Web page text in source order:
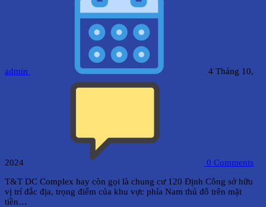
admin 4 Tháng 10,
2024 0 Comments
T&T DC Complex hay còn gọi là chung cư 120 Định Công sở hữu
vị trí đắc địa, trọng điểm của khu vực phía Nam thủ đô trên mặt
tiền…